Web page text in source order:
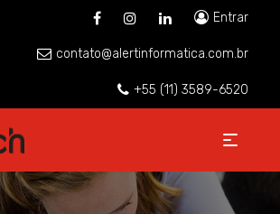
Entrar
contato@alertinformatica.com.br
+55 (11) 3589-6520